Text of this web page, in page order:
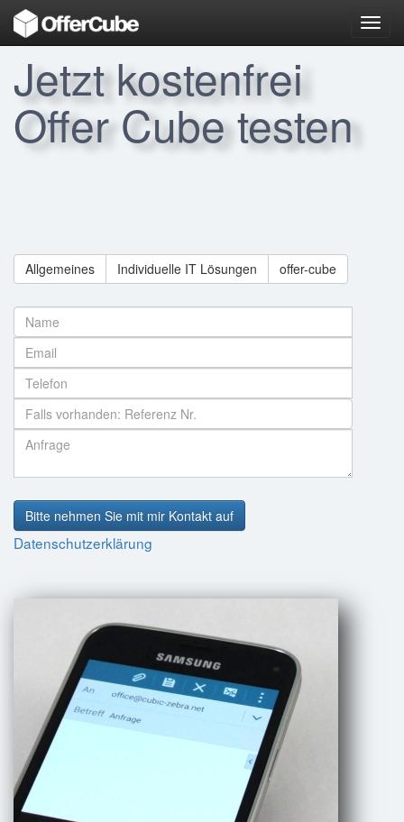
Jetzt kostenfrei
Offer Cube testen
Allgemeines Individuelle IT Lösungen offer-cube
Bitte nehmen Sie mit mir Kontakt auf
Datenschutzerklärung